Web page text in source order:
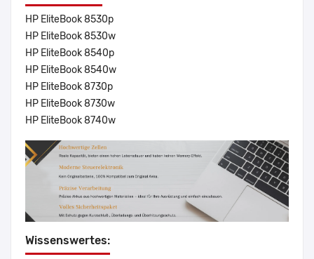
HP EliteBook 8530p
HP EliteBook 8530w
HP EliteBook 8540p
HP EliteBook 8540w
HP EliteBook 8730p
HP EliteBook 8730w
HP EliteBook 8740w
Wissenswertes: